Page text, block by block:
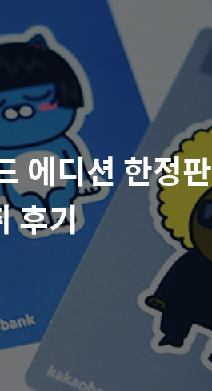
에디션 한정판
후기